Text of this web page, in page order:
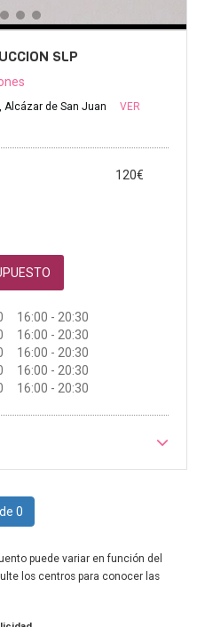
SLP
Alcázar de San Juan
VER
120€
16:00 - 20:30
16:00 - 20:30
16:00 - 20:30
16:00 - 20:30
16:00 - 20:30
0
puede variar en función del
los centros para conocer las